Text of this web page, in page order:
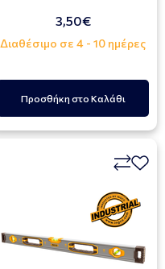
3,50€
Διαθέσιμο σε 4 - 10 ημέρες
Προσθήκη στο Καλάθι